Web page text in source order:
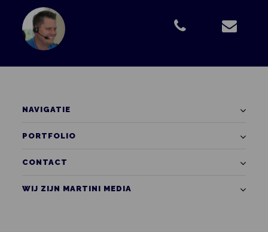
Nederland. Daarnaast ontvangen Nederlandse aula's
en crematoria een aantal exemplaren. Ook charity
Managers van de Rabobank ontvangen het magazine
ten behoeve van major donors.
NAVIGATIE
PORTFOLIO
CONTACT
WIJ ZIJN MARTINI MEDIA